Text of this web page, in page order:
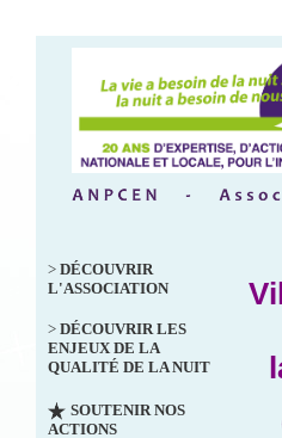
> DÉCOUVRIR
L'ASSOCIATION
> DÉCOUVRIR LES
ENJEUX DE LA
QUALITÉ DE LA NUIT
SOUTENIR NOS
ACTIONS